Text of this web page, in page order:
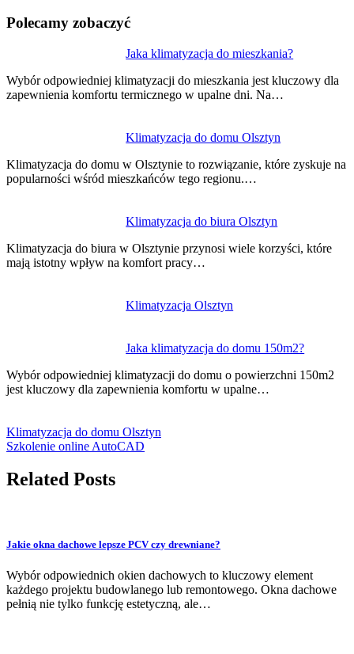
Polecamy zobaczyć
Jaka klimatyzacja do mieszkania?
Wybór odpowiedniej klimatyzacji do mieszkania jest kluczowy dla
zapewnienia komfortu termicznego w upalne dni. Na…
Klimatyzacja do domu Olsztyn
Klimatyzacja do domu w Olsztynie to rozwiązanie, które zyskuje na
popularności wśród mieszkańców tego regionu.…
Klimatyzacja do biura Olsztyn
Klimatyzacja do biura w Olsztynie przynosi wiele korzyści, które
mają istotny wpływ na komfort pracy…
Klimatyzacja Olsztyn
Jaka klimatyzacja do domu 150m2?
Wybór odpowiedniej klimatyzacji do domu o powierzchni 150m2
jest kluczowy dla zapewnienia komfortu w upalne…
wpisu
Klimatyzacja do domu Olsztyn
Szkolenie online AutoCAD
Related Posts
Jakie okna dachowe lepsze PCV czy drewniane?
Wybór odpowiednich okien dachowych to kluczowy element
każdego projektu budowlanego lub remontowego. Okna dachowe
pełnią nie tylko funkcję estetyczną, ale…